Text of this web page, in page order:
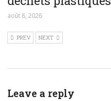
août 8, 2026
PREV NEXT
Leave a reply